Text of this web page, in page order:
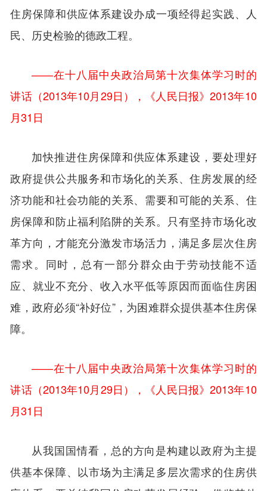
住房保障和供应体系建设办成一项经得起实践、人
民、历史检验的德政工程。
——在十八届中央政治局第十次集体学习时的
讲话（2013年10月29日），《人民日报》2013年10
月31日
加快推进住房保障和供应体系建设，要处理好
政府提供公共服务和市场化的关系、住房发展的经
济功能和社会功能的关系、需要和可能的关系、住
房保障和防止福利陷阱的关系。只有坚持市场化改
革方向，才能充分激发市场活力，满足多层次住房
需求。同时，总有一部分群众由于劳动技能不适
应、就业不充分、收入水平低等原因而面临住房困
难，政府必须“补好位”，为困难群众提供基本住房保
障。
——在十八届中央政治局第十次集体学习时的
讲话（2013年10月29日），《人民日报》2013年10
月31日
从我国国情看，总的方向是构建以政府为主提
供基本保障、以市场为主满足多层次需求的住房供